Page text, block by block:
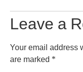
Leave a
Your email address
are marked *